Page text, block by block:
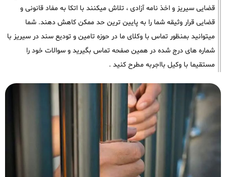
قضایی سیریز و اخذ نامه آزادی ، تلاش میکنند با اتکا به مفاد قانونی و
قضایی قرار وثیقه شما را به پایین ترین حد ممکن کاهش دهند. شما
میتوانید بمنظور تماس با وکلای ما در حوزه تامین و تودیع سند در سیریز با
شماره های درج شده در همین صفحه تماس بگیرید و سوالات خود را
مستقیما با وکیل بااجربه مطرح کنید .